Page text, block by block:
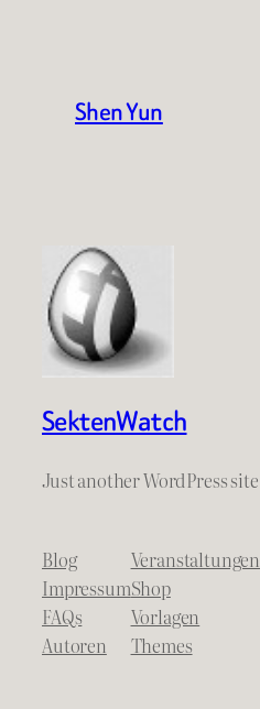
Shen Yun
SektenWatch
Just another WordPress site
Blog
Impressum
FAQs
Autoren
Veranstaltungen
Shop
Vorlagen
Themes